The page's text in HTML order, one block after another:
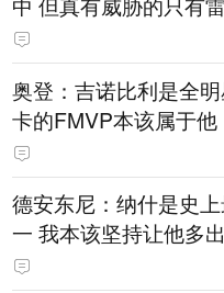
奥登：吉诺比利是全
卡的FMVP本该属于他
德安东尼：纳什是史
一 我本该坚持让他多